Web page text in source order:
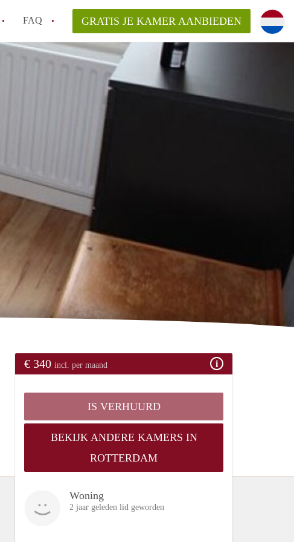
FAQ
de gemeente als ik een kamer huur in
snel een kamer vind?
kan ik het beste wonen als student?
Rotterdam?
GRATIS JE KAMER AANBIEDEN
€ 340 incl. per maand
IS VERHUURD
BEKIJK ANDERE KAMERS IN
ROTTERDAM
Woning
2 jaar geleden lid geworden